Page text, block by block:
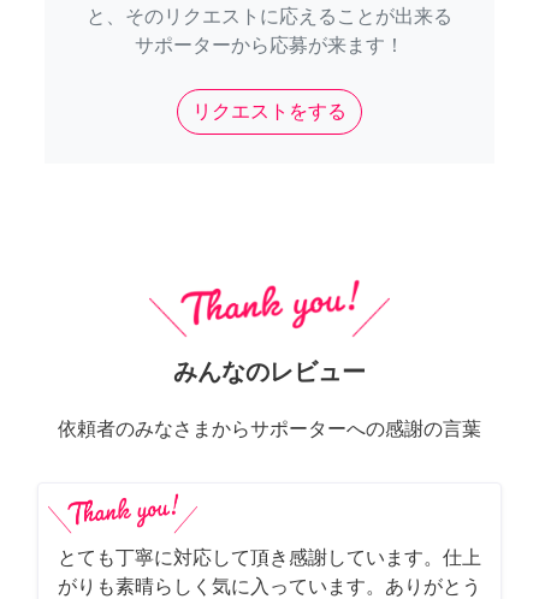
と、そのリクエストに応えることが出来る
サポーターから応募が来ます！
リクエストをする
みんなのレビュー
依頼者のみなさまからサポーターへの感謝の言葉
とても丁寧に対応して頂き感謝しています。仕上
がりも素晴らしく気に入っています。ありがとう